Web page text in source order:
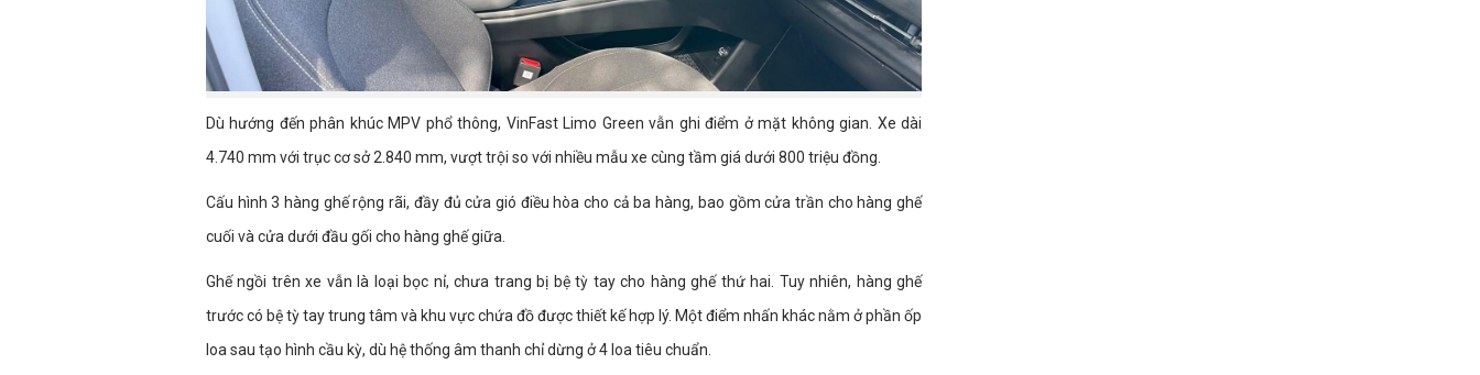
Dù hướng đến phân khúc MPV phổ thông, VinFast Limo Green vẫn ghi điểm ở mặt không gian. Xe dài
4.740 mm với trục cơ sở 2.840 mm, vượt trội so với nhiều mẫu xe cùng tầm giá dưới 800 triệu đồng.
Cấu hình 3 hàng ghế rộng rãi, đầy đủ cửa gió điều hòa cho cả ba hàng, bao gồm cửa trần cho hàng ghế
cuối và cửa dưới đầu gối cho hàng ghế giữa.
Ghế ngồi trên xe vẫn là loại bọc nỉ, chưa trang bị bệ tỳ tay cho hàng ghế thứ hai. Tuy nhiên, hàng ghế
trước có bệ tỳ tay trung tâm và khu vực chứa đồ được thiết kế hợp lý. Một điểm nhấn khác nằm ở phần ốp
loa sau tạo hình cầu kỳ, dù hệ thống âm thanh chỉ dừng ở 4 loa tiêu chuẩn.